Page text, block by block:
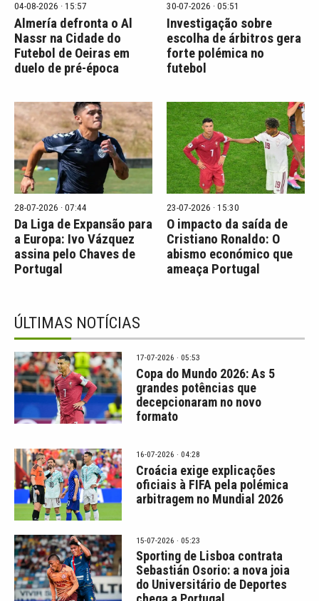
04-08-2026 · 15:57
Almería defronta o Al
Nassr na Cidade do
Futebol de Oeiras em
duelo de pré-época
30-07-2026 · 05:51
Investigação sobre
escolha de árbitros gera
forte polémica no
futebol
28-07-2026 · 07:44
Da Liga de Expansão para
a Europa: Ivo Vázquez
assina pelo Chaves de
Portugal
23-07-2026 · 15:30
O impacto da saída de
Cristiano Ronaldo: O
abismo económico que
ameaça Portugal
ÚLTIMAS NOTÍCIAS
17-07-2026 · 05:53
Copa do Mundo 2026: As 5
grandes potências que
decepcionaram no novo
formato
16-07-2026 · 04:28
Croácia exige explicações
oficiais à FIFA pela polémica
arbitragem no Mundial 2026
15-07-2026 · 05:23
Sporting de Lisboa contrata
Sebastián Osorio: a nova joia
do Universitário de Deportes